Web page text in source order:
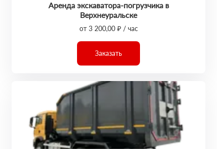
Аренда экскаватора-погрузчика в
Верхнеуральске
от 3 200,00 ₽ / час
Заказать